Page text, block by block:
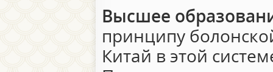
Высшее
принципу
Китай в этой